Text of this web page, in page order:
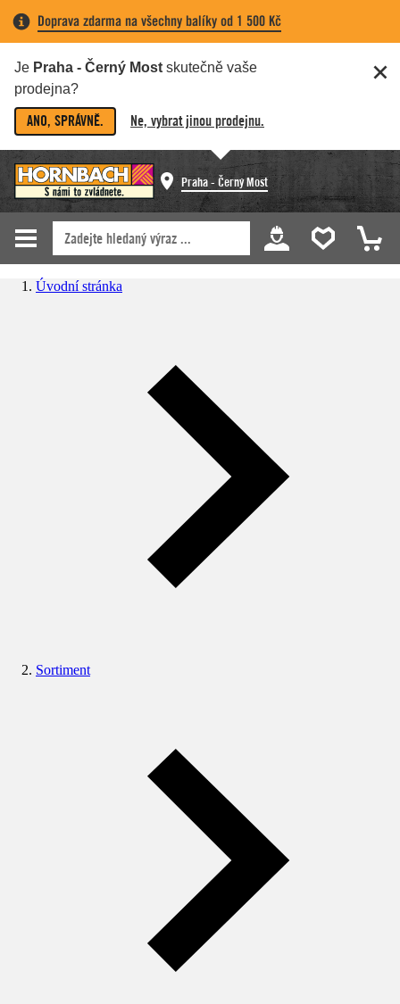
Doprava zdarma na všechny balíky od 1 500 Kč
Je Praha - Černý Most skutečně vaše
prodejna?
ANO, SPRÁVNĚ. Ne, vybrat jinou prodejnu.
Praha - Černý Most
Úvodní stránka
Sortiment